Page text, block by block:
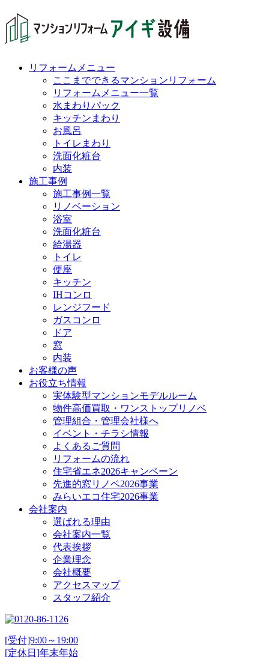
リフォームメニュー
ここまでできるマンションリフォーム
リフォームメニュー一覧
水まわりパック
キッチンまわり
お風呂
トイレまわり
洗面化粧台
内装
施工事例
施工事例一覧
リノベーション
浴室
洗面化粧台
給湯器
トイレ
便座
キッチン
IHコンロ
レンジフード
ガスコンロ
ドア
窓
内装
お客様の声
お役立ち情報
実体験型マンションモデルルーム
物件高価買取・ワンストップリノベ
管理組合・管理会社様へ
イベント・チラシ情報
よくあるご質問
リフォームの流れ
住宅省エネ2026キャンペーン
先進的窓リノベ2026事業
みらいエコ住宅2026事業
会社案内
選ばれる理由
会社案内一覧
代表挨拶
企業理念
会社概要
アクセスマップ
スタッフ紹介
[受付]9:00～19:00
[定休日]年末年始